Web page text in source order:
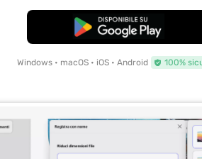
Download Gratis
Windows • macOS • iOS • Android 100%